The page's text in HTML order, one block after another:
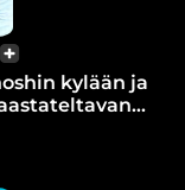
kylään ja